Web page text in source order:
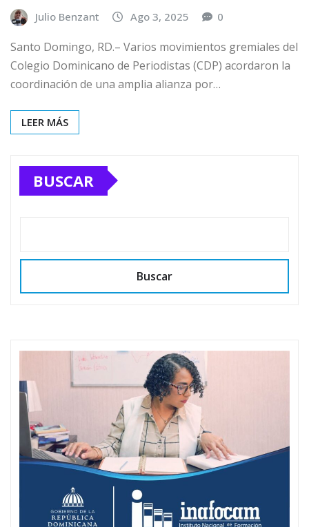
Julio Benzant Ago 3, 2025 0
Santo Domingo, RD.– Varios movimientos gremiales del
Colegio Dominicano de Periodistas (CDP) acordaron la
coordinación de una amplia alianza por…
LEER MÁS
BUSCAR
Buscar